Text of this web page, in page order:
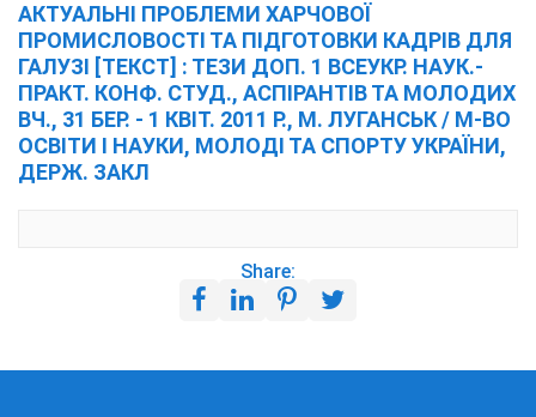
АКТУАЛЬНІ ПРОБЛЕМИ ХАРЧОВОЇ
ПРОМИСЛОВОСТІ ТА ПІДГОТОВКИ КАДРІВ ДЛЯ
ГАЛУЗІ [ТЕКСТ] : ТЕЗИ ДОП. 1 ВСЕУКР. НАУК.-
ПРАКТ. КОНФ. СТУД., АСПІРАНТІВ ТА МОЛОДИХ
ВЧ., 31 БЕР. - 1 КВІТ. 2011 Р., М. ЛУГАНСЬК / М-ВО
ОСВІТИ І НАУКИ, МОЛОДІ ТА СПОРТУ УКРАЇНИ,
ДЕРЖ. ЗАКЛ
Share: